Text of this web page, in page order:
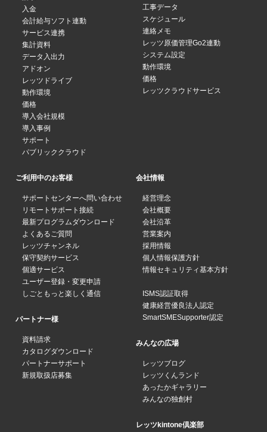
入金
会計給与ソフト連動
サービス連携
集計資料
データ入出力
アドオン
レッツドライブ
動作環境
価格
導入会社規模
導入事例
サポート
パブリッククラウド
工事データ
スケジュール
連絡メモ
レッツ原価管理Go2連動
システム設定
動作環境
価格
レッツクラウドサービス
ご利用中のお客様
サポートセンターへ問い合わせ
リモートサポート接続
最新プログラムダウンロード
よくあるご質問
レッツチャンネル
保守契約サービス
個適サービス
ユーザー登録・変更申請
しごともっと楽しく通信
パートナー様
資料請求
カタログダウンロード
パートナーサポート
新規取扱店募集
会社情報
経営理念
会社概要
会社沿革
営業案内
採用情報
個人情報保護方針
情報セキュリティ基本方針
ISMS認証取得
健康経営優良法人認定
SmartSMESupporter認定
みんなの広場
レッツブログ
レッツくんランド
あったかギャラリー
みんなの独創村
レッツkintone倶楽部